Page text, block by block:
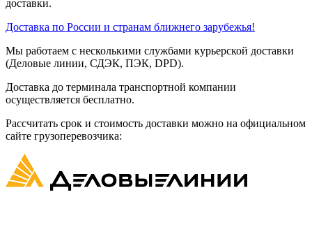
доставки.
Доставка по России и странам ближнего зарубежья!
Мы работаем с несколькими службами курьерской доставки
(Деловые линии, СДЭК, ПЭК, DPD).
Доставка до терминала транспортной компании
осуществляется бесплатно.
Рассчитать срок и стоимость доставки можно на официальном
сайте грузоперевозчика: